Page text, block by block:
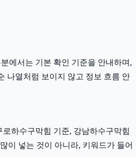
에서는 기본 확인 기준을 안내하며,
나열처럼 보이지 않고 정보 흐름 안
하수구막힘 기준, 강남하수구막힘
이 넣는 것이 아니라, 키워드가 들어